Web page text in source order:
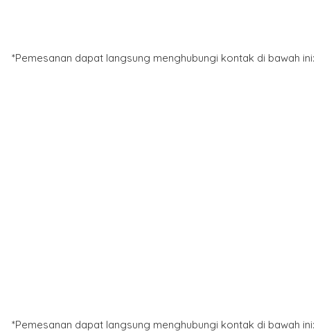
*Pemesanan dapat langsung menghubungi kontak di bawah ini:
*Pemesanan dapat langsung menghubungi kontak di bawah ini: